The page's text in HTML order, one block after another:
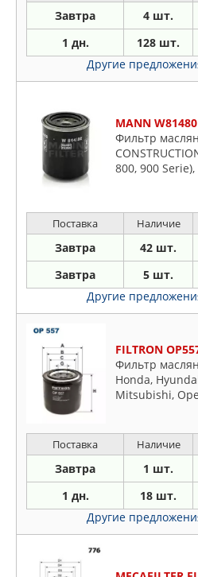
Завтра 4 шт.
1 дн. 128 шт.
Другие
MANN W81480
Фильтр
800, 900
Поставка Наличие
Завтра 42 шт.
Завтра 5 шт.
Другие
FILTRON
Фильтр
Honda,
Mitsubishi,
Поставка Наличие
Завтра 1 шт.
1 дн. 18 шт.
Другие